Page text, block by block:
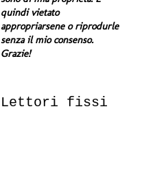
quindi vietato
appropriarsene o riprodurle
senza il mio consenso.
Grazie!
Lettori fissi